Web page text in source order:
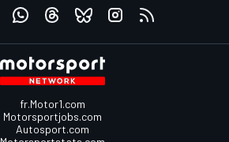
fr.Motor1.com
Motorsportjobs.com
Autosport.com